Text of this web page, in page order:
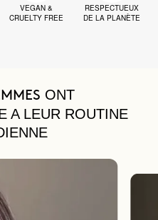
VEGAN &
CRUELTY FREE
RESPECTUEUX
DE LA PLANÈTE
ONT
A LEUR ROUTINE